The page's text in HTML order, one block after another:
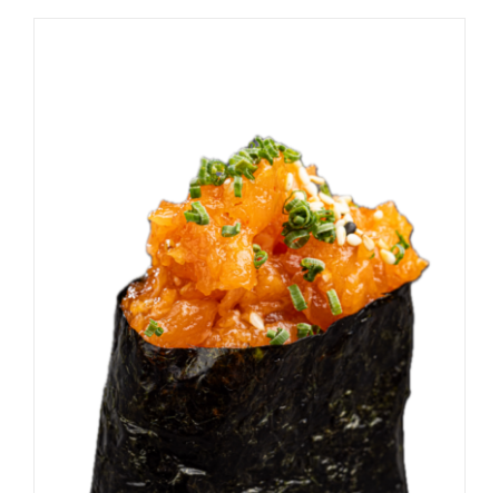
DODAJ DO KOSZYKA / SZCZEGÓŁY